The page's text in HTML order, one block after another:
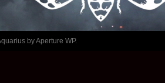
byAperture WP.